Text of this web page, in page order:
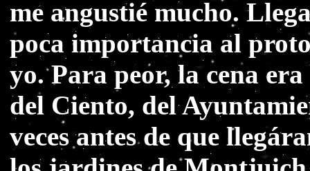
me angustié mucho.
poca importancia al
yo. Para peor, la cena
del Ciento, del
veces antes de que